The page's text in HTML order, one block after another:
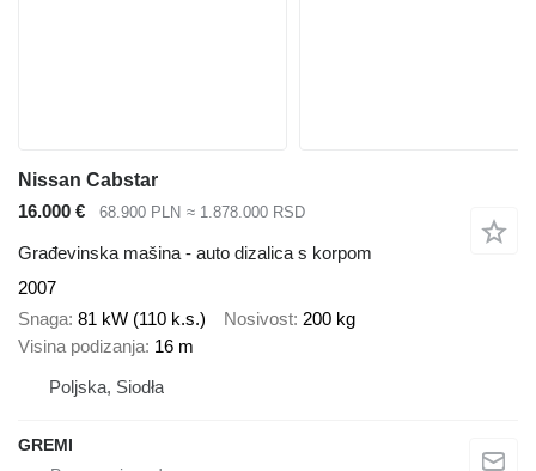
Nissan Cabstar
16.000 €
68.900 PLN ≈ 1.878.000 RSD
Građevinska mašina - auto dizalica s korpom
2007
Snaga 81 kW (110 k.s.) Nosivost 200 kg
Visina podizanja 16 m
Poljska, Siodła
GREMI